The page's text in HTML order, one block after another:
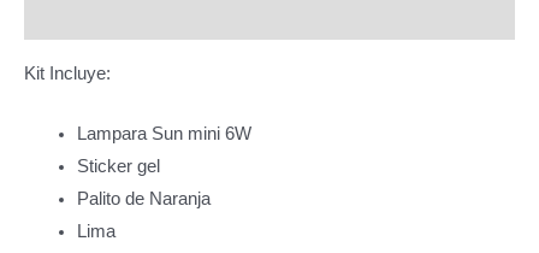
Kit Incluye:
Lampara Sun mini 6W
Sticker gel
Palito de Naranja
Lima